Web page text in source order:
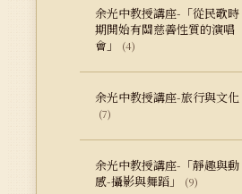
余光中教授講座-「從民歌時
期開始有關慈善性質的演唱
會」
(4)
余光中教授講座-旅行與文化
(7)
余光中教授講座-「靜趣與動
感-攝影與舞蹈」
(9)